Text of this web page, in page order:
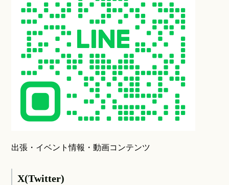
出張・イベント情報・動画コンテンツ
X(Twitter)